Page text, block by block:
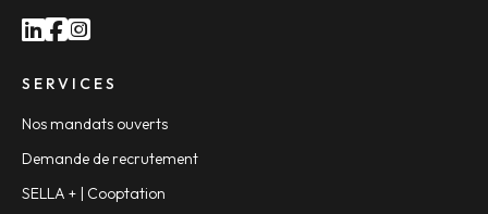
SERVICES
Nos mandats ouverts
Demande de recrutement
SELLA + | Cooptation